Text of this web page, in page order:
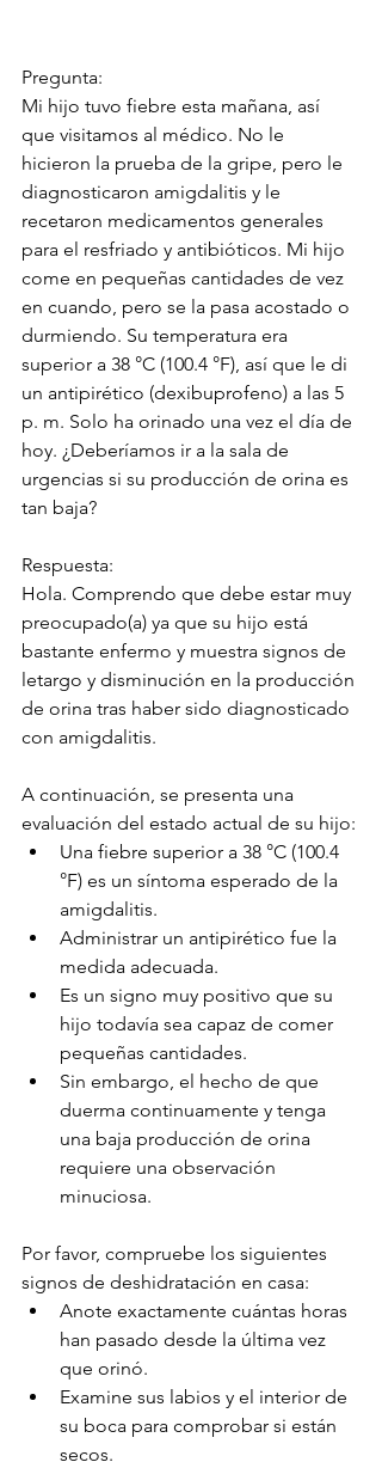
Pregunta:
Mi hijo tuvo fiebre esta mañana, así
que visitamos al médico. No le
hicieron la prueba de la gripe, pero le
diagnosticaron amigdalitis y le
recetaron medicamentos generales
para el resfriado y antibióticos. Mi hijo
come en pequeñas cantidades de vez
en cuando, pero se la pasa acostado o
durmiendo. Su temperatura era
superior a 38 °C (100.4 °F), así que le di
un antipirético (dexibuprofeno) a las 5
p. m. Solo ha orinado una vez el día de
hoy. ¿Deberíamos ir a la sala de
urgencias si su producción de orina es
tan baja?
Respuesta:
Hola. Comprendo que debe estar muy
preocupado(a) ya que su hijo está
bastante enfermo y muestra signos de
letargo y disminución en la producción
de orina tras haber sido diagnosticado
con amigdalitis.
A continuación, se presenta una
evaluación del estado actual de su hijo:
Una fiebre superior a 38 °C (100.4
°F) es un síntoma esperado de la
amigdalitis.
Administrar un antipirético fue la
medida adecuada.
Es un signo muy positivo que su
hijo todavía sea capaz de comer
pequeñas cantidades.
Sin embargo, el hecho de que
duerma continuamente y tenga
una baja producción de orina
requiere una observación
minuciosa.
Por favor, compruebe los siguientes
signos de deshidratación en casa:
Anote exactamente cuántas horas
han pasado desde la última vez
que orinó.
Examine sus labios y el interior de
su boca para comprobar si están
secos.